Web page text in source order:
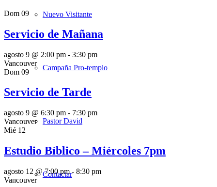
Nuevo Visitante
Campaña Pro-templo
Pastor David
Contactar
Dom 09
Servicio de Mañana
agosto 9 @ 2:00 pm - 3:30 pm
Vancouver
Dom 09
Servicio de Tarde
agosto 9 @ 6:30 pm - 7:30 pm
Vancouver
Mié 12
Estudio Bíblico – Miércoles 7pm
agosto 12 @ 7:00 pm- 8:30 pm
Vancouver